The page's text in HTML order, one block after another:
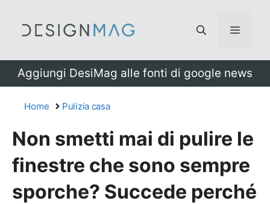
Menu
Aggiungi DesiMag alle fonti di google news
Home Pulizia casa
Non smetti mai di pulire le
finestre che sono sempre
sporche? Succede perché